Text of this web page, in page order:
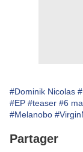
#Dominik Nicolas
#EP #teaser #6
#Melanobo
Partager